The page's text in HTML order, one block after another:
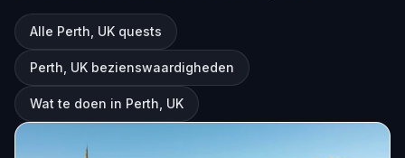
Alle Perth, UK quests
Perth, UK bezienswaardigheden
Wat te doen in Perth, UK